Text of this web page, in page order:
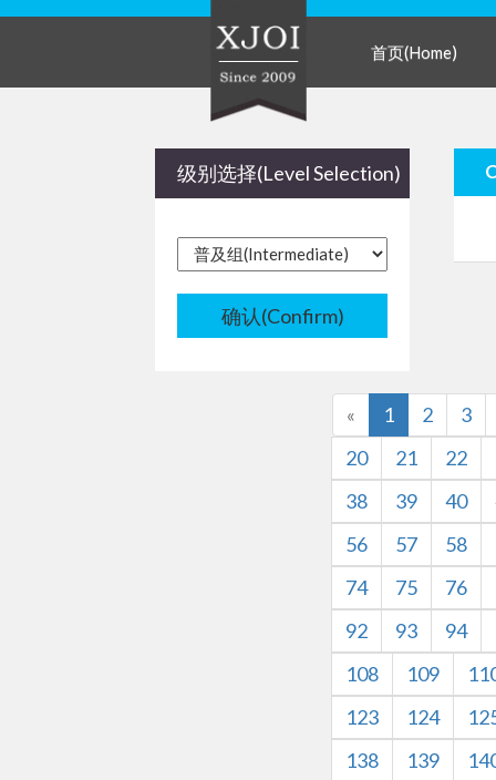
首页(Home)
级别选择(Level Selection)
确认(Confirm)
« 1 2
3
20
21 22
38
39 40
56
57 58
74
75 76
92
93 94
108
109
123
124
138
139